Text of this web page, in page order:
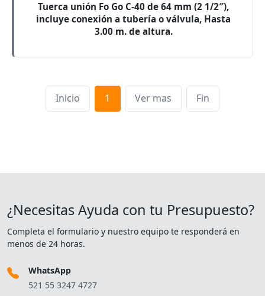
Tuerca unión Fo Go C-40 de 64 mm (2 1/2″),
incluye conexión a tubería o válvula, Hasta
3.00 m. de altura.
Inicio 1 Ver mas Fin
¿Necesitas Ayuda con tu Presupuesto?
Completa el formulario y nuestro equipo te responderá en
menos de 24 horas.
WhatsApp
521 55 3247 4727